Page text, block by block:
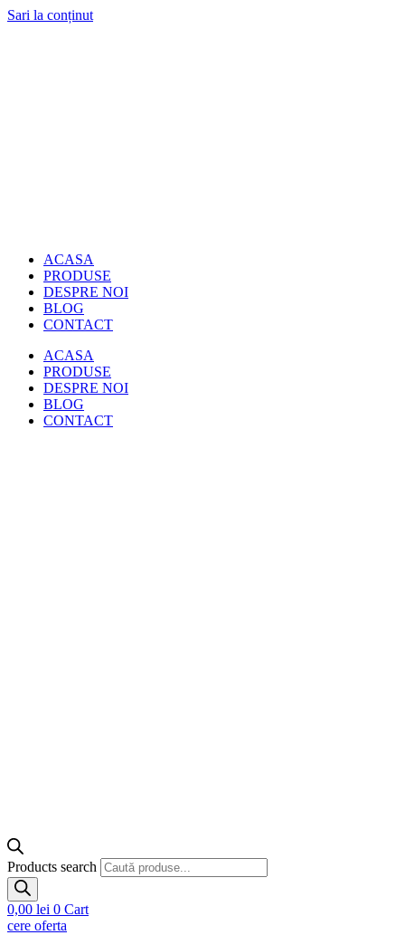
Sari la conținut
ACASA
PRODUSE
DESPRE NOI
BLOG
CONTACT
ACASA
PRODUSE
DESPRE NOI
BLOG
CONTACT
Products search
0,00 lei 0 Cart
cere oferta